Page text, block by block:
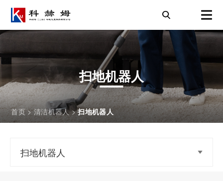
扫地机器人
首页>清洁机器人>扫地机器人
扫地机器人